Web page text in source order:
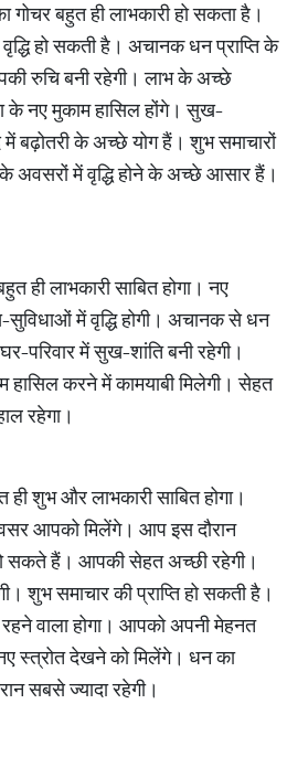
गोचर बहुत ही लाभकारी हो सकता है।
हो सकती है। अचानक धन प्राप्ति के
रुचि बनी रहेगी। लाभ के अच्छे
के नए मुकाम हासिल होंगे। सुख-
बढ़ोतरी के अच्छे योग हैं। शुभ समाचारों
के अवसरों में वृद्धि होने के अच्छे आसार हैं।
ही लाभकारी साबित होगा। नए
सुविधाओं में वृद्धि होगी। अचानक से धन
परिवार में सुख-शांति बनी रहेगी।
करने में कामयाबी मिलेगी। सेहत
रहेगा।
ही शुभ और लाभकारी साबित होगा।
आपको मिलेंगे। आप इस दौरान
सकते हैं। आपकी सेहत अच्छी रहेगी।
शुभ समाचार की प्राप्ति हो सकती है।
वाला होगा। आपको अपनी मेहनत
स्त्रोत देखने को मिलेंगे। धन का
सबसे ज्यादा रहेगी।